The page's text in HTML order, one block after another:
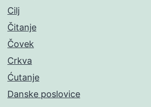
Cilj
Čitanje
Čovek
Crkva
Ćutanje
Danske poslovice